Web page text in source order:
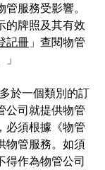
服務受影響。
的牌照及其有效
記冊 」查閱物管
於一個類別的訂
公司就提供物管
必須根據《物管
物管服務。如須
得作為物管公司